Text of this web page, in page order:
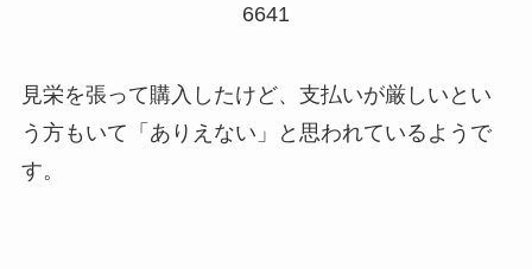
6641
見栄を張って購入したけど、支払いが厳しいとい
う方もいて「ありえない」と思われているようで
す。